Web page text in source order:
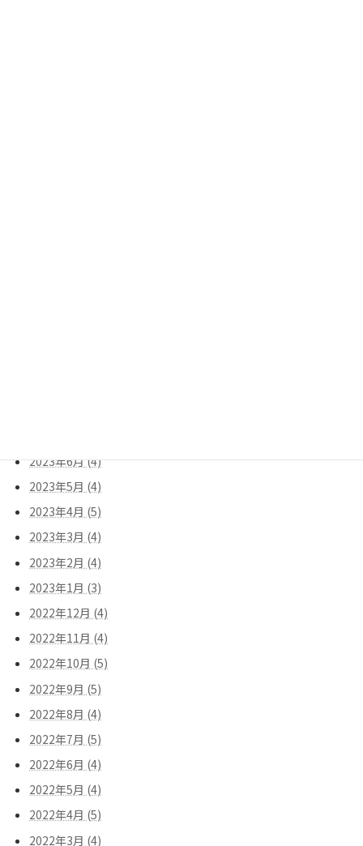
2023年6月 (4)
2023年5月 (4)
2023年4月 (5)
2023年3月 (4)
2023年2月 (4)
2023年1月 (3)
2022年12月 (4)
2022年11月 (4)
2022年10月 (5)
2022年9月 (5)
2022年8月 (4)
2022年7月 (5)
2022年6月 (4)
2022年5月 (4)
2022年4月 (5)
2022年3月 (4)